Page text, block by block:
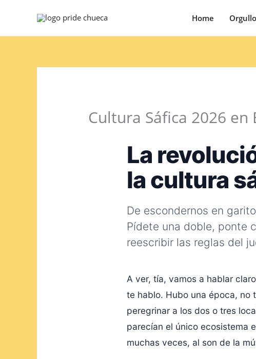
Home
Cultura Sáfica 2026 en
La
la cultura
De escondernos en
Pídete una doble, ponte
reescribir las reglas del
A ver, tía, vamos a hablar
te hablo. Hubo una época, no
peregrinar a los dos o tres
parecían el único ecosistema
muchas veces, al son de la